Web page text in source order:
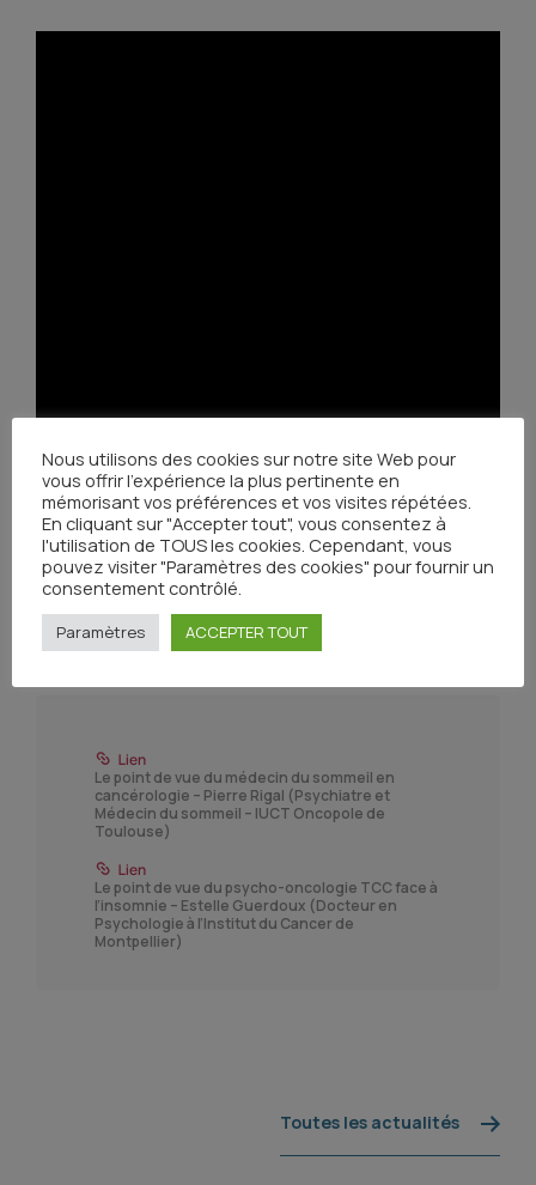
Le point de vue du médecin du sommeil en
cancérologie – Pierre Rigal (Psychiatre et
Médecin du sommeil – IUCT Oncopole de
Toulouse)
Le point de vue du psycho-oncologie TCC face à
l’insomnie – Estelle Guerdoux (Docteur en
Psychologie à l’Institut du Cancer de
Montpellier)
Toutes les actualités
Nous utilisons des cookies sur notre site Web pour
vous offrir l'expérience la plus pertinente en
mémorisant vos préférences et vos visites répétées.
En cliquant sur "Accepter tout", vous consentez à
l'utilisation de TOUS les cookies. Cependant, vous
pouvez visiter "Paramètres des cookies" pour fournir un
consentement contrôlé.
Paramètres ACCEPTER TOUT